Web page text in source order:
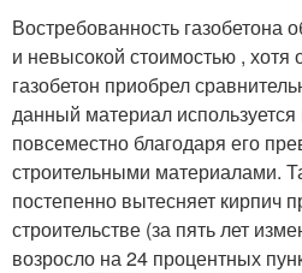
Востребованность газобетона
и невысокой стоимостью , хотя
газобетон приобрел
данный материал используется
повсеместно благодаря его
строительными материалами.
постепенно вытесняет кирпич
строительстве (за пять лет
возросло на 24 процентных